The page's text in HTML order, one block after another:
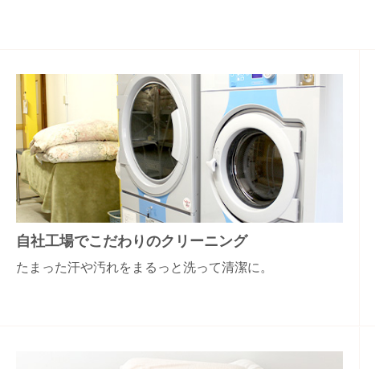
自社工場でこだわりのクリーニング
たまった汗や汚れをまるっと洗って清潔に。